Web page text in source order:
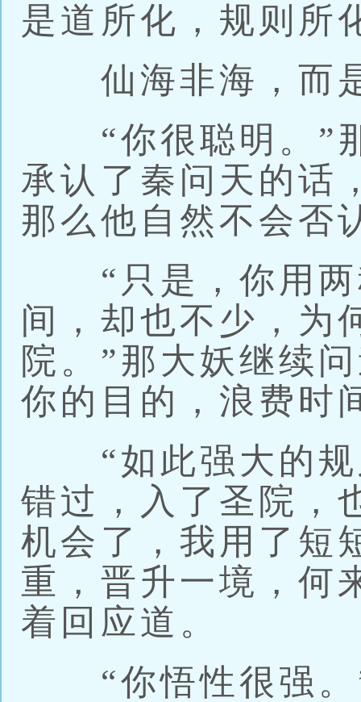
是道所化，规则所
仙海非海，而
“你很聪明。”
承认了秦问天的话
那么他自然不会否
“只是，你用两
间，却也不少，为
院。”那大妖继续
你的目的，浪费时
“如此强大的规
错过，入了圣院，
机会了，我用了短
重，晋升一境，何
着回应道。
“你悟性很强。”